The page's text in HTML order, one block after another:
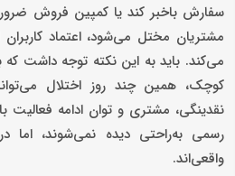
سفارش باخبر کند یا کمپین فروش
مشتریان مختل می‌شود، اعتماد
می‌کند. باید به این نکته توجه داشت
کوچک، همین چند روز اختلال
نقدینگی، مشتری و توان ادامه فعالیت
رسمی به‌راحتی دیده نمی‌شوند، اما
واقعی‌اند.